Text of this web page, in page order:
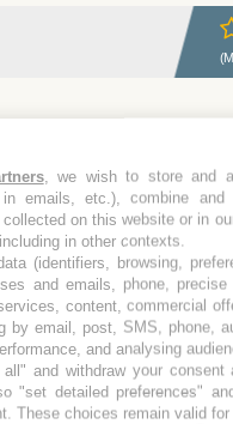
US
, we wish to store and
emails, etc.), combine
collected on this website or in
in other contexts.
(identifiers, browsing,
and emails, phone,
content, commercial
by email, post, SMS, phone,
and analysing
and withdraw your
"set detailed preferences"
These choices remain valid